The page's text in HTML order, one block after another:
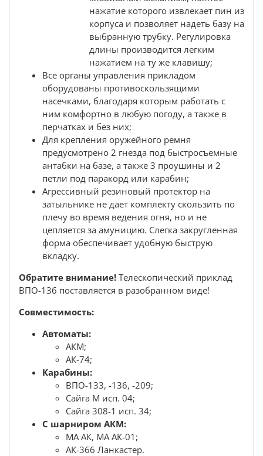
нажатие которого извлекает пин из
корпуса и позволяет надеть базу на
выбранную трубку. Регулировка
длины производится легким
нажатием на ту же клавишу;
Все органы управления прикладом
оборудованы противоскользящими
насечками, благодаря которым работать с
ним комфортно в любую погоду, а также в
перчатках и без них;
Для крепления оружейного ремня
предусмотрено 2 гнезда под быстросъемные
антабки на базе, а также 3 проушины и 2
петли под паракорд или карабин;
Агрессивный резиновый протектор на
затыльнике не дает комплекту скользить по
плечу во время ведения огня, но и не
цепляется за амуницию. Слегка закругленная
форма обеспечивает удобную быструю
вкладку.
Обратите внимание! Телескопический приклад
ВПО-136 поставляется в разобранном виде!
Совместимость:
Автоматы:
АКМ;
АК-74;
Карабины:
ВПО-133, -136, -209;
Сайга М исп. 04;
Сайга 308-1 исп. 34;
С шарниром АКМ:
МА АК, МА АК-01;
АК-366 Ланкастер.